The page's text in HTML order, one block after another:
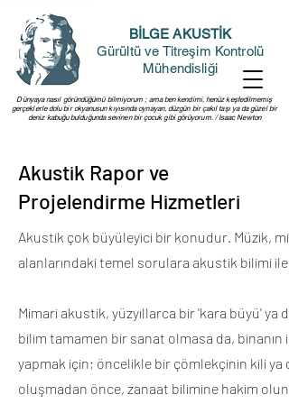
BİLGE AKUSTİK
Gürültü ve Titreşim Kontrolü
Mühendisliği
Dünyaya nasıl göründüğümü bilmiyorum ; ama ben kendimi, henüz keşfedilmemiş
gerçeklerle dolu bir okyanusun kıyısında oynayan, düzgün bir çakıl taşı ya da güzel bir
deniz kabuğu bulduğunda sevinen bir çocuk gibi görüyorum. / Isaac Newton
Akustik Rapor ve
Projelendirme Hizmetleri
Akustik çok büyüleyici bir konudur. Müzik,
alanlarındaki temel sorulara akustik bilimi ile
Mimari akustik, yüzyıllarca bir 'kara büyü' ya
bilim tamamen bir sanat olmasa da,
yapmak için; öncelikle bir çömlekçinin kili ya
oluşmadan önce, zanaat bilimine hakim